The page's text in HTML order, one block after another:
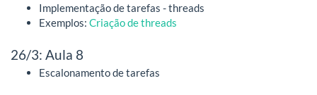
Implementação de tarefas - threads
Exemplos: Criação de threads
26/3: Aula 8
Escalonamento de tarefas